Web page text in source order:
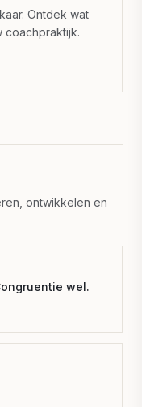
Ontdek wat
coachpraktijk.
ontwikkelen en
wel.